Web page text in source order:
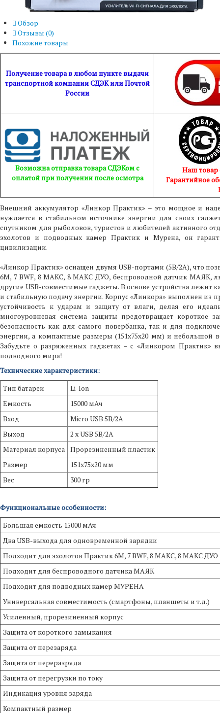
Обзор
Отзывы (0)
Похожие товары
Получение товара в любом пункте выдачи
транспортной компании СДЭК или Почтой
России
Возможна отправка товара СДЭКом с
оплатой при получении после осмотра
Наш товар
Гарантийное
Внешний аккумулятор «Линкор Практик» – это мощное и
нуждается в стабильном источнике энергии для своих
спутником для рыболовов, туристов и любителей активного
эхолотов и подводных камер Практик и Мурена, он
цивилизации.
«Линкор Практик» оснащен двумя USB-портами (5В/2А), что
6М, 7 BWF, 8 МАКС, 8 МАКС ДУО, беспроводной датчик
другие USB-совместимые гаджеты. В основе устройства
и стабильную подачу энергии. Корпус «Линкора» выполнен из
устойчивость к ударам и защиту от влаги, делая его
многоуровневая система защиты предотвращает короткое
безопасность как для самого повербанка, так и для
энергии, а компактные размеры (151х75х20 мм) и небольшой
Забудьте о разряженных гаджетах – с «Линкором Практик»
подводного мира!
Технические характеристики:
Тип батареи
Li-Ion
Емкость
15000 мАч
Вход
Micro USB 5В/2А
Выход
2 х USB 5В/2А
Материал корпуса Прорезиненный пластик
Размер
151х75х20 мм
Вес
300 гр
Функциональные особенности:
Большая емкость 15000 мАч
Два USB-выхода для одновременной зарядки
Подходит для эхолотов Практик 6М, 7 BWF, 8 МАКС, 8 МАКС ДУО
Подходит для беспроводного датчика МАЯК
Подходит для подводных камер МУРЕНА
Универсальная совместимость (смартфоны, планшеты и т.д.)
Усиленный, прорезиненный корпус
Защита от короткого замыкания
Защита от перезаряда
Защита от переразряда
Защита от перегрузки по току
Индикация уровня заряда
Компактный размер